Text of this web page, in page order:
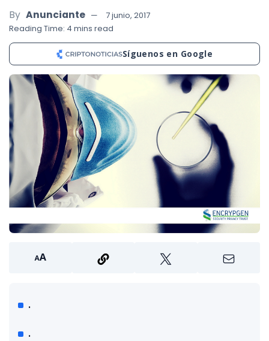
By Anunciante
7 junio, 2017
Reading Time: 4 mins read
Síguenos en Google
.
.